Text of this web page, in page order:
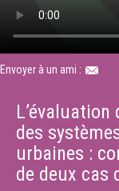
Envoyer à un ami :
des
urbaines :
de deux cas